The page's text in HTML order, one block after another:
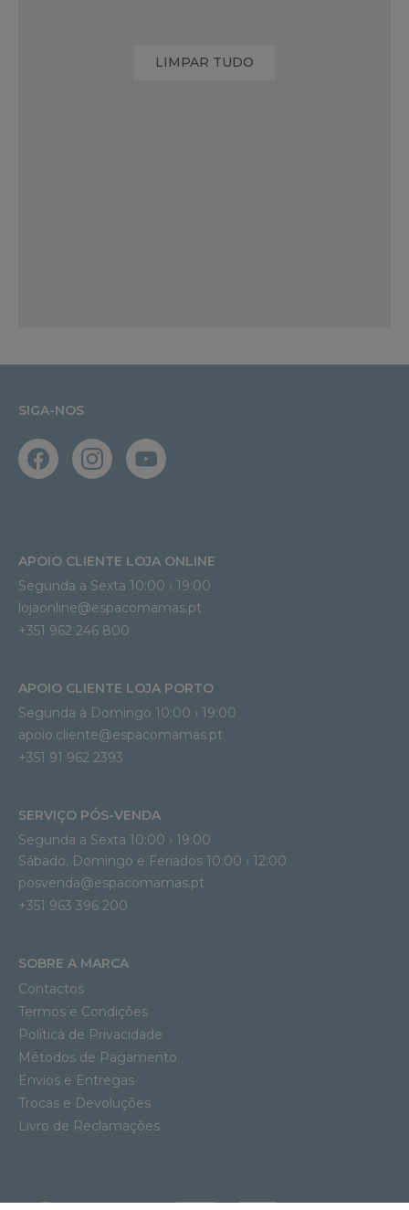
LIMPAR TUDO
SIGA-NOS
APOIO CLIENTE LOJA ONLINE
Segunda a Sexta 10:00 › 19:00
lojaonline@espacomamas.pt
+351 962 246 800
APOIO CLIENTE LOJA PORTO
Segunda a Domingo 10:00 › 19:00
apoio.cliente@espacomamas.pt
+351 91 962 2393
SERVIÇO PÓS-VENDA
Segunda a Sexta 10:00 › 19:00
Sábado, Domingo e Feriados 10:00 › 12:00
posvenda@espacomamas.pt
+351 963 396 200
SOBRE A MARCA
Contactos
Termos e Condições
Política de Privacidade
Métodos de Pagamento
Envios e Entregas
Trocas e Devoluções
Livro de Reclamações